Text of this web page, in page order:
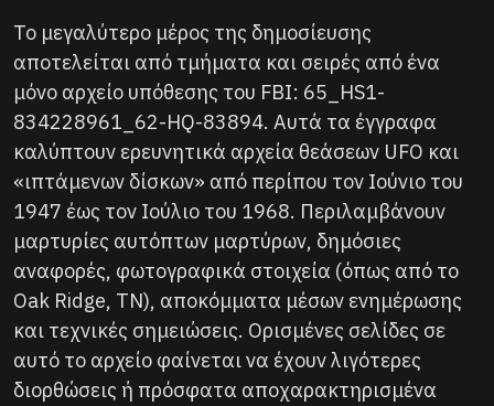
Το μεγαλύτερο μέρος της δημοσίευσης
αποτελείται από τμήματα και σειρές από ένα
μόνο αρχείο υπόθεσης του FBI: 65_HS1-
834228961_62-HQ-83894. Αυτά τα έγγραφα
καλύπτουν ερευνητικά αρχεία θεάσεων UFO και
«ιπτάμενων δίσκων» από περίπου τον Ιούνιο του
1947 έως τον Ιούλιο του 1968. Περιλαμβάνουν
μαρτυρίες αυτόπτων μαρτύρων, δημόσιες
αναφορές, φωτογραφικά στοιχεία (όπως από το
Oak Ridge, TN), αποκόμματα μέσων ενημέρωσης
και τεχνικές σημειώσεις. Ορισμένες σελίδες σε
αυτό το αρχείο φαίνεται να έχουν λιγότερες
διορθώσεις ή πρόσφατα αποχαρακτηρισμένα